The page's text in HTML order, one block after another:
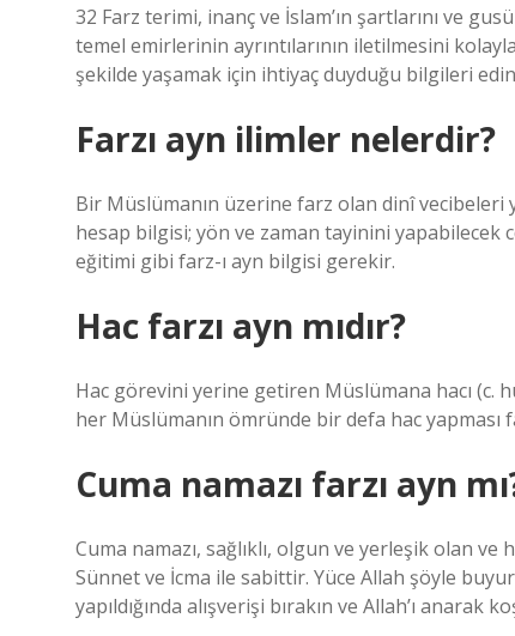
32 Farz terimi, inanç ve İslam’ın şartlarını ve
temel emirlerinin ayrıntılarının iletilmesini
şekilde yaşamak için ihtiyaç duyduğu bilgileri
Farzı ayn ilimler nelerdir?
Bir Müslümanın üzerine farz olan dinî
hesap bilgisi; yön ve zaman tayinini
eğitimi gibi farz-ı ayn bilgisi gerekir.
Hac farzı ayn mıdır?
Hac görevini yerine getiren Müslümana hacı (c.
her Müslümanın ömründe bir defa hac yapması
Cuma namazı farzı ayn
Cuma namazı, sağlıklı, olgun ve yerleşik olan
Sünnet ve İcma ile sabittir. Yüce Allah şöyle
yapıldığında alışverişi bırakın ve Allah’ı anarak